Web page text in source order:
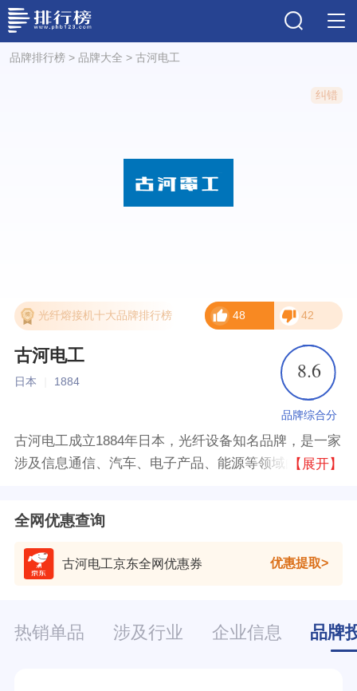
品牌排行榜> 品牌大全 > 古河电工
纠错
光纤熔接机十大品牌排行榜 48 42
古河电工
日本 1884 8.6
品牌综合分
古河电工成立1884年日本，光纤设备知名品牌，是一家
涉及信息通信、汽车、电子产品、能源等领域的多元化
河电工成立于2003年，是日本古河电工的全资子公司。
【展开】
全网优惠查询
古河电工京东全网优惠券 优惠提取
热销单品 涉及行业 企业信息 品牌